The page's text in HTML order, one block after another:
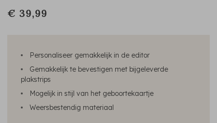
€ 39,99
Personaliseer gemakkelijk in de editor
Gemakkelijk te bevestigen met bijgeleverde
plakstrips
Mogelijk in stijl van het geboortekaartje
Weersbestendig materiaal